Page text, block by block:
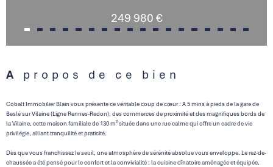
249 980 €
A propos de ce bien
Cobalt Immobilier Blain vous présente ce véritable coup de cœur : A 5 mins à pieds de la gare de
Beslé sur Vilaine (Ligne Rennes-Redon), des commerces de proximité et des magnifiques bords de
la Vilaine, cette maison familiale de 130 m² située dans une rue calme qui offre un cadre de vie
privilégie, alliant tranquilité et praticité.
Dès que vous franchissez le seuil, une atmosphère de sérénité absolue vous enveloppe. Le rez-de-
chaussée a été pensé pour le confort et la convivialité : la cuisine dînatoire aménagée et équipée,